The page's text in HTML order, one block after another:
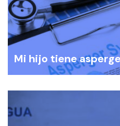
Mi hijo tiene